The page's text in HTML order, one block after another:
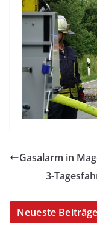
Gasalarm in
3-
Neueste Beiträge